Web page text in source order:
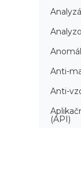
Anti-
Anti-
(API)